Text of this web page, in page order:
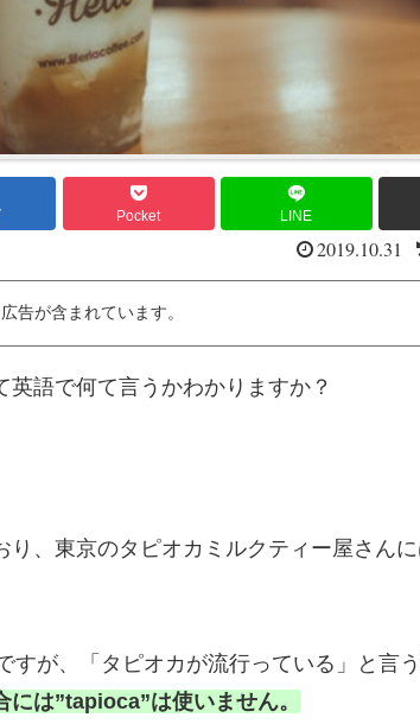
Pocket LINE
2019.10.31
告が含まれています。
英語で何て言うかわかりますか？
、東京のタピオカミルクティー屋さんに
すが、「タピオカが流行っている」と言う
は”tapioca”は使いません。